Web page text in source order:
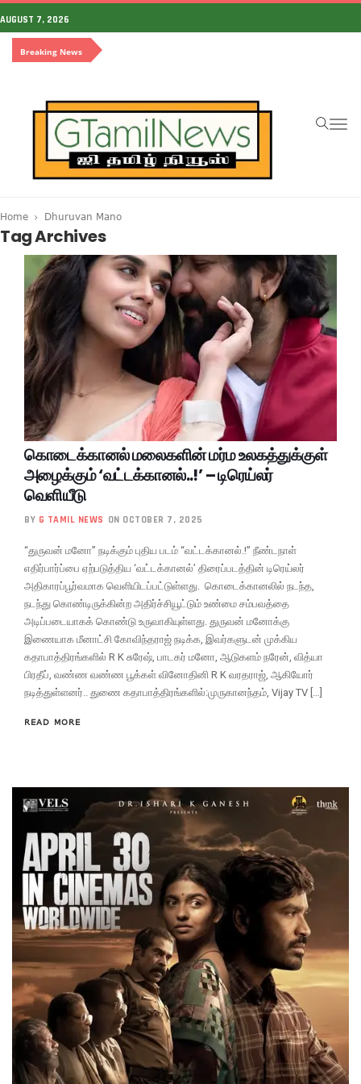
AUGUST 7, 2026
Breaking News
Home Dhuruvan Mano
Tag Archives
கொடைக்கானல் மலைகளின் மர்ம உலகத்துக்குள்
அழைக்கும் ‘வட்டக்கானல்..!’ – டிரெய்லர்
வெளியீடு
BY G TAMIL NEWS ON OCTOBER 7, 2025
“துருவன் மனோ” நடிக்கும் புதிய படம் “வட்டக்கானல்.!” நீண்டநாள்
எதிர்பார்ப்பை ஏற்படுத்திய ‘வட்டக்கானல்’ திரைப்படத்தின் டிரெய்லர்
அதிகாரப்பூர்வமாக வெளியிடப்பட்டுள்ளது. கொடைக்கானலில் நடந்த,
நடந்து கொண்டிருக்கின்ற அதிர்ச்சியூட்டும் உண்மை சம்பவத்தை
அடிப்படையாகக் கொண்டு உருவாகியுள்ளது. துருவன் மனோக்கு
இணையாக மீனாட்சி கோவிந்தராஜ் நடிக்க, இவர்களுடன் முக்கிய
கதாபாத்திரங்களில் R K சுரேஷ், பாடகர் மனோ, ஆடுகளம் நரேன், வித்யா
பிரதீப், வண்ண வண்ண பூக்கள் வினோதினி R K வரதராஜ், ஆகியோர்
நடித்துள்ளனர்.. துணை கதாபாத்திரங்களில்:முருகானந்தம், Vijay TV […]
READ MORE